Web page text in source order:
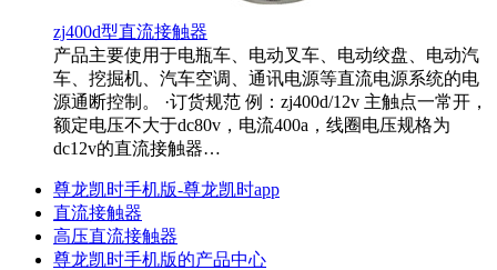
zj400d型直流接触器
产品主要使用于电瓶车、电动叉车、电动绞盘、电动汽
车、挖掘机、汽车空调、通讯电源等直流电源系统的电
源通断控制。 ·订货规范 例：zj400d/12v 主触点一常开，
额定电压不大于dc80v，电流400a，线圈电压规格为
dc12v的直流接触器…
尊龙凯时手机版-尊龙凯时app
直流接触器
高压直流接触器
尊龙凯时手机版的产品中心